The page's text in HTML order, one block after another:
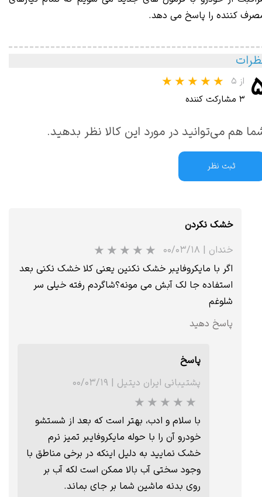
کننده را پاسخ می دهد.
از ۵
۳ مشارکت کننده
هم می‌توانید در مورد این کالا نظر بدهید.
ثبت نظر
خشک نکردن
خندان | ۰۰/۰۳/۱۸
اگر با مایکروفایبر خشک نکنین یعنی کلا خشک نکنی بعد
استفاده جا لک آبش می مونه؟شاگردم رفته خیلی سر
شلوغم
پاسخ دهید
پاسخ
پشتیبانی ایران دیتیل | ۰۰/۰۳/۱۹
با سلام و ادب، بهتر است که بعد از شستشو
خودرو آن را با حوله مایکروفایبر تمیز نرم
خشک نمایید به دلیل اینکه در برخی مناطق با
وجود سختی آب بالا ممکن است لکه آب بر
روی بدنه ماشین شما بر جای بماند.